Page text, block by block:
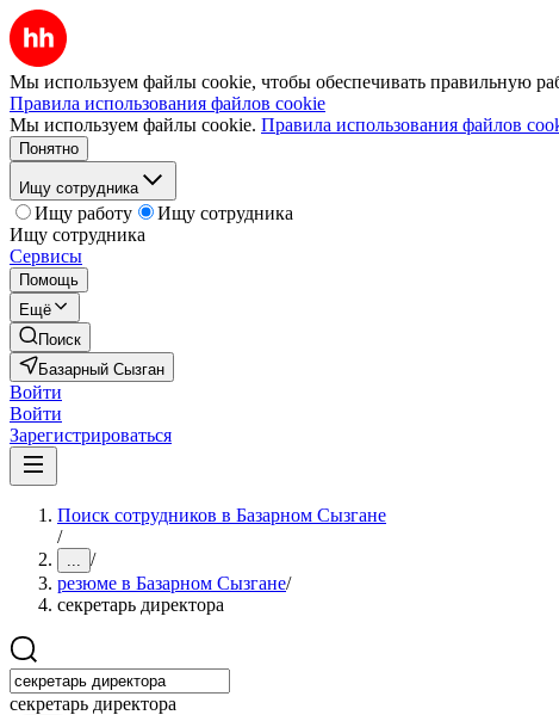
Мы используем файлы cookie, чтобы обеспечивать правильную
Правила использования файлов cookie
Мы используем файлы cookie. Правила использования файлов
Понятно
Ищу сотрудника
Ищу работу
Ищу сотрудника
Ищу сотрудника
Сервисы
Помощь
Ещё
Поиск
Базарный Сызган
Войти
Войти
Зарегистрироваться
Поиск сотрудников в Базарном Сызгане
/
... /
резюме в Базарном Сызгане/
секретарь директора
секретарь директора